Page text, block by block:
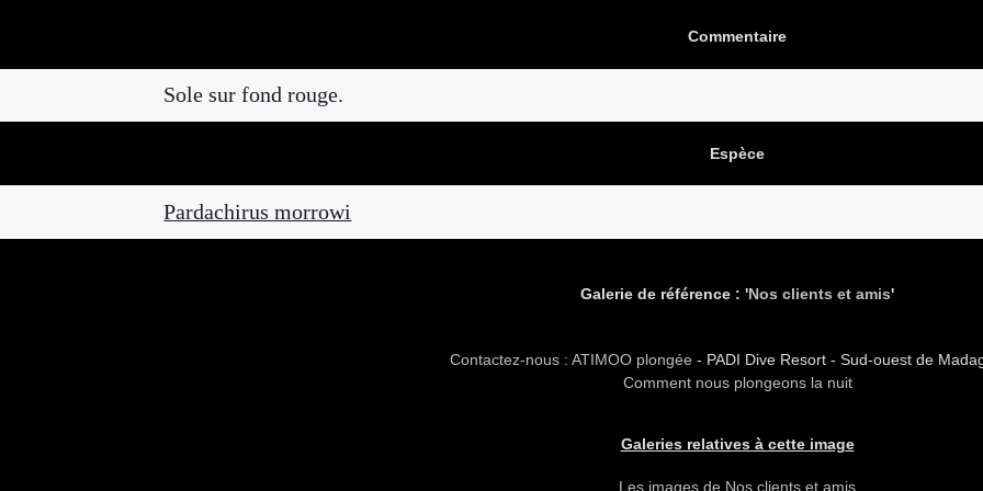
Commentaire
Sole sur fond rouge.
Espèce
Pardachirus morrowi
Galerie de référence : 'Nos clients et amis'
Contactez-nous : ATIMOO plongée - PADI Dive Resort - Sud-ouest de
Comment nous plongeons la nuit
Galeries relatives à cette image
Les images de Nos clients et amis